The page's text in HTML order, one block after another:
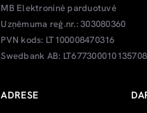
MB Elektroninė parduotuvė
Uzņēmuma reģ.nr.: 303080360
PVN kods: LT100008470316
Swedbank AB:
ADRESE